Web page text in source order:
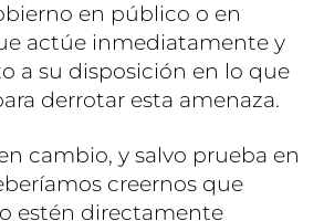
en público o en
actúe inmediatamente y
a su disposición en lo que
derrotar esta amenaza.
cambio, y salvo prueba en
creernos que
estén directamente